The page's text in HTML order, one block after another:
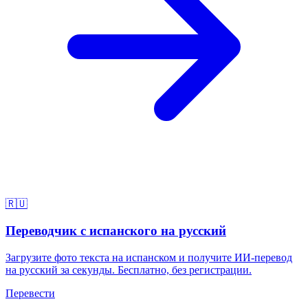
🇷🇺
Переводчик с испанского на русский
Загрузите фото текста на испанском и получите ИИ-перевод
на русский за секунды. Бесплатно, без регистрации.
Перевести